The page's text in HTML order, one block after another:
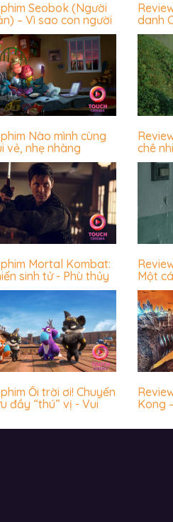
Seobok (Người
– Vì sao con người
trước cái chết?
danh
Hấp
Nào mình cùng
vẻ, nhẹ nhàng
chê
Mortal Kombat:
sinh tử - Phù thủy
chưa bao giờ
giả thất vọng
Một
đảo”
Ối trời ơi! Chuyến
đầy “thú” vị - Vui
Kong
đất